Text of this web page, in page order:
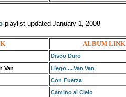
playlist updated January 1, 2008
ALBUM LINK
Disco Duro
Van Llego.....Van Van
Con Fuerza
Camino al Cielo